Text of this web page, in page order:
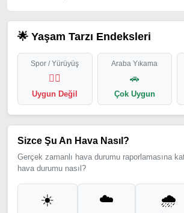
🌟 Yaşam Tarzı Endeksleri
Spor / Yürüyüş
🏃‍♂️
Uygun Değil
Araba Yıkama
🚗
Çok Uygun
Sizce Şu An Hava Nasıl?
Gerçek zamanlı hava durumu raporlamasına
hava durumu nasıl?
☀️ ☁️ 🌧️